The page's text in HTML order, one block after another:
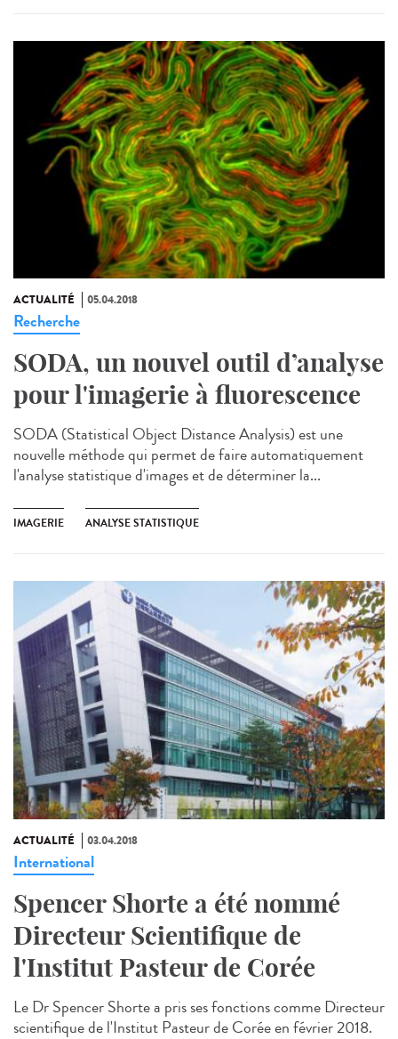
ACTUALITÉ 05.04.2018
Recherche
SODA, un nouvel outil d’analyse
pour l'imagerie à fluorescence
SODA (Statistical Object Distance Analysis) est une
nouvelle méthode qui permet de faire automatiquement
l'analyse statistique d'images et de déterminer la...
IMAGERIE ANALYSE STATISTIQUE
ACTUALITÉ 03.04.2018
International
Spencer Shorte a été nommé
Directeur Scientifique de
l'Institut Pasteur de Corée
Le Dr Spencer Shorte a pris ses fonctions comme Directeur
scientifique de l'Institut Pasteur de Corée en février 2018.